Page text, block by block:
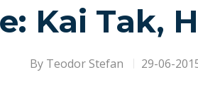
Kai Tak,
By Teodor Stefan 29-06-